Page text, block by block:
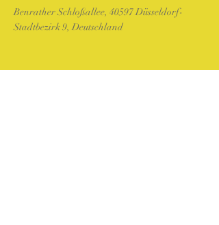
Benrather Schloßallee, 40597 Düsseldorf-
Stadtbezirk 9, Deutschland